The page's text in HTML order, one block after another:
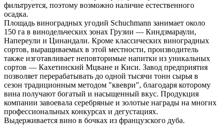
фильтруется, поэтому возможно наличие естественного
осадка.
Площадь виноградных угодий Schuchmann занимает около
150 га в винодельческих зонах Грузии — Киндзмараули,
Напереули и Цинандали. Кроме классических виноградных
сортов, выращиваемых в этой местности, производитель
также изготавливает неповторимые напитки из уникальных
сортов — Кахетинский Мцване и Киси. Завод предприятия
позволяет перерабатывать до одной тысячи тонн сырья в
сезон традиционным методом "квеври", благодаря которому
вина получают богатый и насыщенный вкус. Продукция
компании завоевала серебряные и золотые награды на многих
профессиональных конкурсах и дегустациях.
Выдерживается вино в бочках из французского дуба.